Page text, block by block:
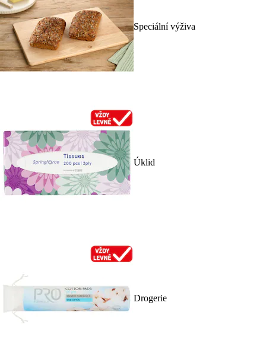
Speciální výživa
Úklid
Drogerie